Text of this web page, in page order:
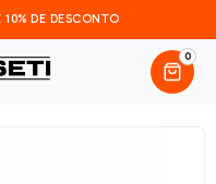
DE DESCONTO
0